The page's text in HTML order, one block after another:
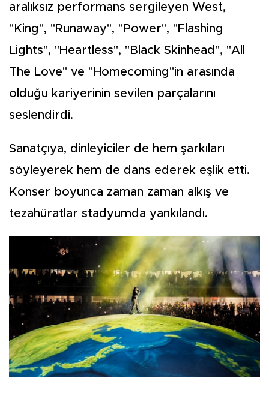
aralıksız performans sergileyen West,
"King", "Runaway", "Power", "Flashing
Lights", "Heartless", "Black Skinhead", "All
The Love" ve "Homecoming"in arasında
olduğu kariyerinin sevilen parçalarını
seslendirdi.
Sanatçıya, dinleyiciler de hem şarkıları
söyleyerek hem de dans ederek eşlik etti.
Konser boyunca zaman zaman alkış ve
tezahüratlar stadyumda yankılandı.